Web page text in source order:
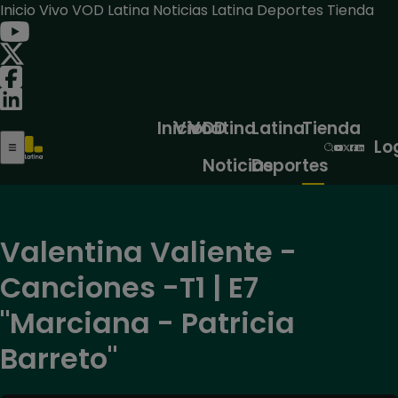
Inicio Vivo VOD Latina Noticias Latina Deportes Tienda
Inicio
Vivo
VOD
Latina
Noticias
Latina
Deportes
Tienda
Valentina Valiente -
Canciones -T1 | E7
"Marciana - Patricia
Barreto"